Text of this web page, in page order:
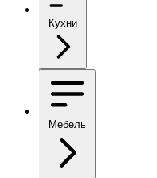
Кухни
Мебель